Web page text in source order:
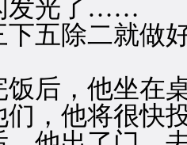
发光了……
除二就做好
，他坐在桌
们，他将很